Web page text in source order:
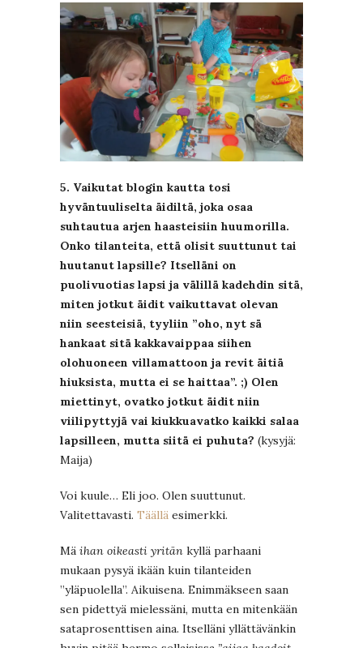
5. Vaikutat blogin kautta tosi
hyväntuuliselta äidiltä, joka osaa
suhtautua arjen haasteisiin huumorilla.
Onko tilanteita, että olisit suuttunut tai
huutanut lapsille? Itselläni on
puolivuotias lapsi ja välillä kadehdin sitä,
miten jotkut äidit vaikuttavat olevan
niin seesteisiä, tyyliin ”oho, nyt sä
hankaat sitä kakkavaippaa siihen
olohuoneen villamattoon ja revit äitiä
hiuksista, mutta ei se haittaa”. ;) Olen
miettinyt, ovatko jotkut äidit niin
viilipyttyjä vai kiukkuavatko kaikki salaa
lapsilleen, mutta siitä ei puhuta? (kysyjä:
Maija)
Voi kuule… Eli joo. Olen suuttunut.
Valitettavasti. Täällä esimerkki.
Mä ihan oikeasti yritän kyllä parhaani
mukaan pysyä ikään kuin tilanteiden
”yläpuolella”. Aikuisena. Enimmäkseen saan
sen pidettyä mielessäni, mutta en mitenkään
sataprosenttisen aina. Itselläni yllättävänkin